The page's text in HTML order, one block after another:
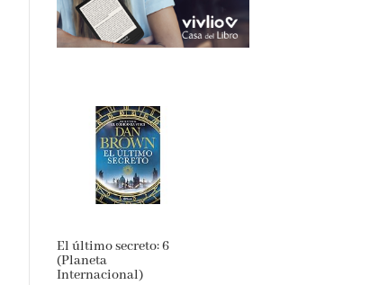
El último secreto: 6
(Planeta
Internacional)